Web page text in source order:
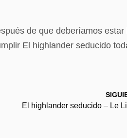
de que deberíamos estar
El highlander seducido
El highlander seducido – Le